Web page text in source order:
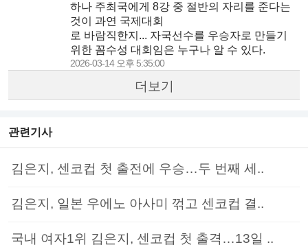
하나 주최국에게 8강 중 절반의 자리를 준다는
것이 과연 국제대회
로 바람직한지... 자국선수를 우승자로 만들기
위한 꼼수성 대회임은 누구나 알 수 있다.
2026-03-14 오후 5:35:00
더보기
관련기사
김은지, 센코컵 첫 출전에 우승…두 번째 세..
김은지, 일본 우에노 아사미 꺾고 센코컵 결..
국내 여자1위 김은지, 센코컵 첫 출격…13일 ..